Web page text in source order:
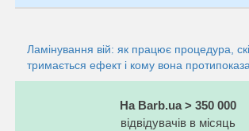
Ламінування вій: як працює процедура,
тримається ефект і кому вона
На Barb.ua > 350 000
відвідувачів в місяць